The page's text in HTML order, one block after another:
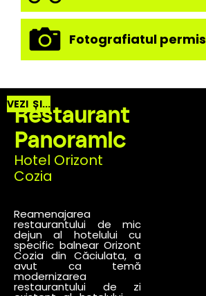
Fotografiatul permis
Restaurant
Panoramic
Hotel Orizont
Cozia
Reamenajarea
restaurantului de mic
dejun al hotelului cu
specific balnear Orizont
Cozia din Căciulata, a
avut ca temă
modernizarea
restaurantului de zi
VEZI ȘI...